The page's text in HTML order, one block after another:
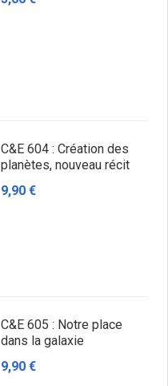
C&E 604 : Création des
planètes, nouveau récit
9,90 €
C&E 605 : Notre place
dans la galaxie
9,90 €